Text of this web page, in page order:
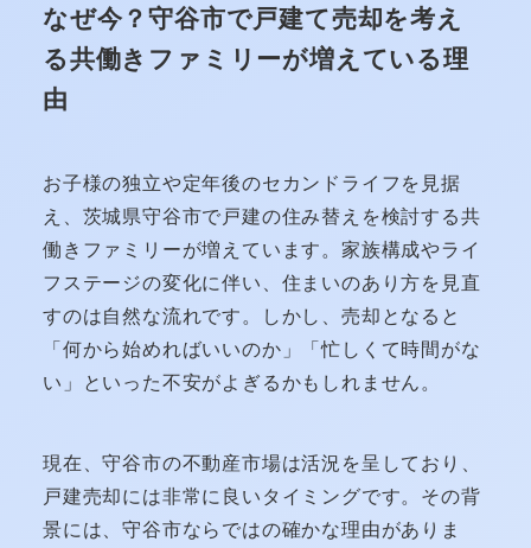
なぜ今？守谷市で戸建て売却を考え
る共働きファミリーが増えている理
由
お子様の独立や定年後のセカンドライフを見据
え、茨城県守谷市で戸建の住み替えを検討する共
働きファミリーが増えています。家族構成やライ
フステージの変化に伴い、住まいのあり方を見直
すのは自然な流れです。しかし、売却となると
「何から始めればいいのか」「忙しくて時間がな
い」といった不安がよぎるかもしれません。
現在、守谷市の不動産市場は活況を呈しており、
戸建売却には非常に良いタイミングです。その背
景には、守谷市ならではの確かな理由がありま